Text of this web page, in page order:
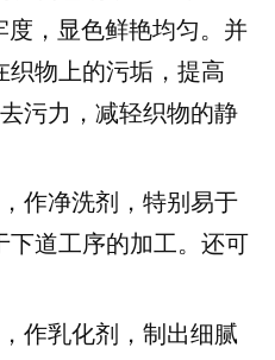
，显色鲜艳均匀。并
织物上的污垢，提高
污力，减轻织物的静
作净洗剂，特别易于
下道工序的加工。还可
作乳化剂，制出细腻